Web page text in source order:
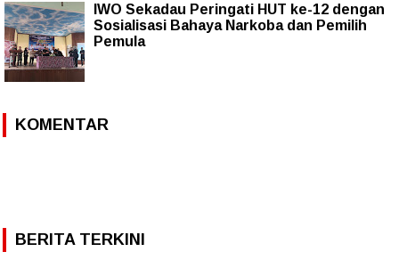
IWO Sekadau Peringati HUT ke-12 dengan
Sosialisasi Bahaya Narkoba dan Pemilih
Pemula
KOMENTAR
BERITA TERKINI